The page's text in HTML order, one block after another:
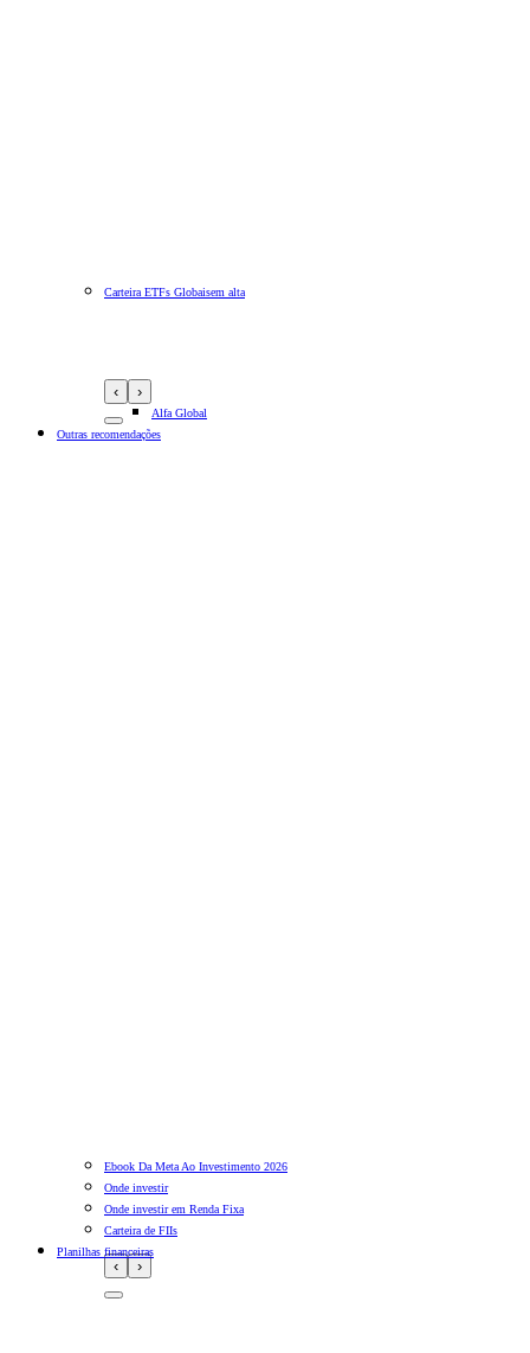
‹ ›
Carteira ETFs Globaisem alta
Alfa Global
Outras recomendações
‹ ›
Ebook Da Meta Ao Investimento 2026
Onde investir
Onde investir em Renda Fixa
Carteira de FIIs
Planilhas financeiras